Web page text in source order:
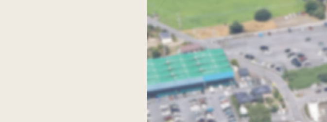
外部からの評価
個人投資家の皆さまへ
電子公告
グループ企業